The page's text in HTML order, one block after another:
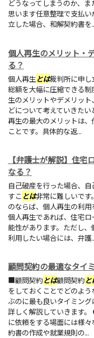
どうなってしまうのか、
思います任意整理で支払
立した場合、和解契約書を
個人再生のメリット・
る？
個人再生とは裁判所に申
総額を大幅に圧縮できる
生のメリットやデメリッ
どについて考えていきた
再生の最大のメリットは
ことです。具体的な返...
【弁護士が解説】住宅
なる？
自己破産を行った場合、
すことは非常に難しいで
のならば、個人再生の利用
個人再生であれば、住宅
能性があります。ただし
利用したい場合には、弁護
顧問契約の最適なタイ
■顧問契約とは顧問契約
をしておくことでどのよ
ぶのに最も良いタイミン
詳しく解説していきます
に依頼をする場面には様
約書の作成や就業規則の...